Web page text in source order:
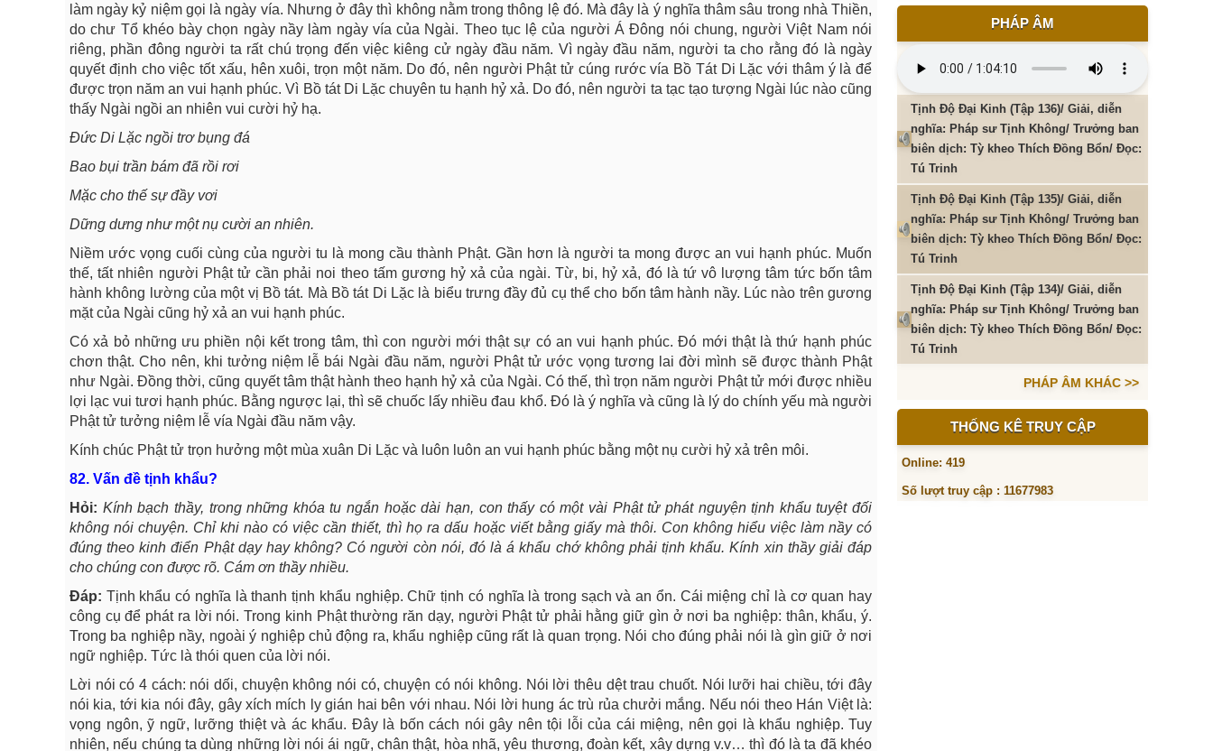
làm ngày kỷ niệm gọi là ngày vía. Nhưng ở đây thì không nằm trong thông lệ đó. Mà đây là ý nghĩa thâm sâu trong nhà Thiền,
do chư Tổ khéo bày chọn ngày nầy làm ngày vía của Ngài. Theo tục lệ của người Á Đông nói chung, người Việt Nam nói
riêng, phần đông người ta rất chú trọng đến việc kiêng cử ngày đầu năm. Vì ngày đầu năm, người ta cho rằng đó là ngày
quyết định cho việc tốt xấu, hên xuôi, trọn một năm. Do đó, nên người Phật tử cúng rước vía Bồ Tát Di Lặc với thâm ý là để
được trọn năm an vui hạnh phúc. Vì Bồ tát Di Lặc chuyên tu hạnh hỷ xả. Do đó, nên người ta tạc tạo tượng Ngài lúc nào cũng
thấy Ngài ngồi an nhiên vui cười hỷ hạ.
Đức Di Lặc ngồi trơ bụng đá
Bao bụi trần bám đã rồi rơi
Mặc cho thế sự đầy vơi
Dững dưng như một nụ cười an nhiên.
Niềm ước vọng cuối cùng của người tu là mong cầu thành Phật. Gần hơn là người ta mong được an vui hạnh phúc. Muốn
thế, tất nhiên người Phật tử cần phải noi theo tấm gương hỷ xả của ngài. Từ, bi, hỷ xả, đó là tứ vô lượng tâm tức bốn tâm
hành không lường của một vị Bồ tát. Mà Bồ tát Di Lặc là biểu trưng đầy đủ cụ thể cho bốn tâm hành nầy. Lúc nào trên gương
mặt của Ngài cũng hỷ xả an vui hạnh phúc.
Có xả bỏ những ưu phiền nội kết trong tâm, thì con người mới thật sự có an vui hạnh phúc. Đó mới thật là thứ hạnh phúc
chơn thật. Cho nên, khi tưởng niệm lễ bái Ngài đầu năm, người Phật tử ước vọng tương lai đời mình sẽ được thành Phật
như Ngài. Đồng thời, cũng quyết tâm thật hành theo hạnh hỷ xả của Ngài. Có thế, thì trọn năm người Phật tử mới được nhiều
lợi lạc vui tươi hạnh phúc. Bằng ngược lại, thì sẽ chuốc lấy nhiều đau khổ. Đó là ý nghĩa và cũng là lý do chính yếu mà người
Phật tử tưởng niệm lễ vía Ngài đầu năm vậy.
Kính chúc Phật tử trọn hưởng một mùa xuân Di Lặc và luôn luôn an vui hạnh phúc bằng một nụ cười hỷ xả trên môi.
82. Vấn đề tịnh khẩu?
Hỏi: Kính bạch thầy, trong những khóa tu ngắn hoặc dài hạn, con thấy có một vài Phật tử phát nguyện tịnh khẩu tuyệt đối
không nói chuyện. Chỉ khi nào có việc cần thiết, thì họ ra dấu hoặc viết bằng giấy mà thôi. Con không hiểu việc làm nầy có
đúng theo kinh điển Phật dạy hay không? Có người còn nói, đó là á khẩu chớ không phải tịnh khẩu. Kính xin thầy giải đáp
cho chúng con được rõ. Cám ơn thầy nhiều.
Đáp: Tịnh khẩu có nghĩa là thanh tịnh khẩu nghiệp. Chữ tịnh có nghĩa là trong sạch và an ổn. Cái miệng chỉ là cơ quan hay
công cụ để phát ra lời nói. Trong kinh Phật thường răn dạy, người Phật tử phải hằng giữ gìn ở nơi ba nghiệp: thân, khẩu, ý.
Trong ba nghiệp nầy, ngoài ý nghiệp chủ động ra, khẩu nghiệp cũng rất là quan trọng. Nói cho đúng phải nói là gìn giữ ở nơi
ngữ nghiệp. Tức là thói quen của lời nói.
Lời nói có 4 cách: nói dối, chuyện không nói có, chuyện có nói không. Nói lời thêu dệt trau chuốt. Nói lưỡi hai chiều, tới đây
nói kia, tới kia nói đây, gây xích mích ly gián hai bên với nhau. Nói lời hung ác trù rủa chưởi mắng. Nếu nói theo Hán Việt là:
vọng ngôn, ỹ ngữ, lưỡng thiệt và ác khẩu. Đây là bốn cách nói gây nên tội lỗi của cái miệng, nên gọi là khẩu nghiệp. Tuy
nhiên, nếu chúng ta dùng những lời nói ái ngữ, chân thật, hòa nhã, yêu thương, đoàn kết, xây dựng v.v… thì đó là ta đã khéo
PHÁP ÂM
Tịnh Độ Đại Kinh (Tập 136)/ Giải, diễn
nghĩa: Pháp sư Tịnh Không/ Trưởng ban
biên dịch: Tỳ kheo Thích Đồng Bổn/ Đọc:
Tú Trinh
Tịnh Độ Đại Kinh (Tập 135)/ Giải, diễn
nghĩa: Pháp sư Tịnh Không/ Trưởng ban
biên dịch: Tỳ kheo Thích Đồng Bổn/ Đọc:
Tú Trinh
Tịnh Độ Đại Kinh (Tập 134)/ Giải, diễn
nghĩa: Pháp sư Tịnh Không/ Trưởng ban
biên dịch: Tỳ kheo Thích Đồng Bổn/ Đọc:
Tú Trinh
PHÁP ÂM KHÁC >>
THỐNG KÊ TRUY CẬP
Online: 419
Số lượt truy cập : 11677983